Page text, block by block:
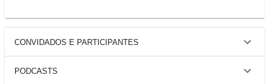
CONVIDADOS E PARTICIPANTES
PODCASTS